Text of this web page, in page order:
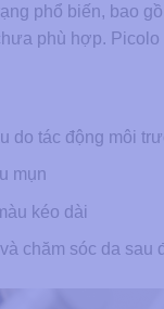
phổ biến, bao
phù hợp.
do tác động môi
mụn
kéo dài
chăm sóc da